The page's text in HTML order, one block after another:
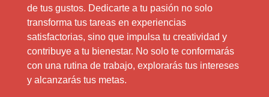
de tus gustos. Dedicarte a tu pasión no solo
transforma tus tareas en experiencias
satisfactorias, sino que impulsa tu creatividad y
contribuye a tu bienestar. No solo te conformarás
con una rutina de trabajo, explorarás tus intereses
y alcanzarás tus metas.